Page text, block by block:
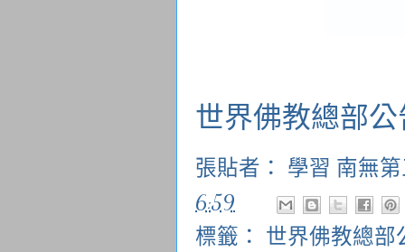
世界佛教總部
張貼者： 學習 南無
6:59
標籤： 世界佛教總部